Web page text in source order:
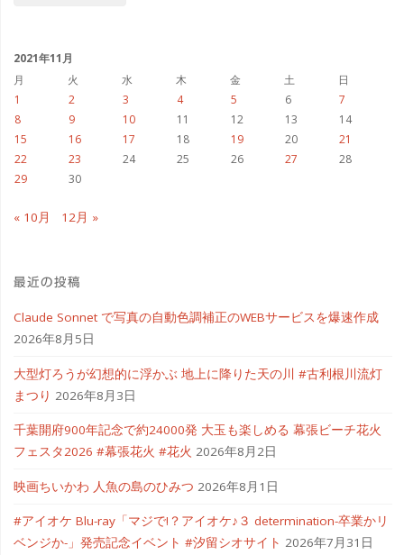
ブ
2021年11月
月
火 水 木 金 土
日
1
2 3 4 5 6
7
8
9 10 11 12 13
14
15
16 17 18 19 20
21
22
23 24 25 26 27
28
29
30
« 10月 12月 »
最近の投稿
Claude Sonnet で写真の自動色調補正のWEBサービスを爆速作成
2026年8月5日
大型灯ろうが幻想的に浮かぶ 地上に降りた天の川 #古利根川流灯
まつり 2026年8月3日
千葉開府900年記念で約24000発 大玉も楽しめる 幕張ビーチ花火
フェスタ2026 #幕張花火 #花火 2026年8月2日
映画ちいかわ 人魚の島のひみつ 2026年8月1日
#アイオケ Blu-ray「マジで!？アイオケ♪３ determination-卒業かリ
ベンジか-」発売記念イベント #汐留シオサイト 2026年7月31日